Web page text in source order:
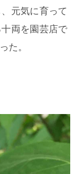
元気に育って
両を園芸店で
た。